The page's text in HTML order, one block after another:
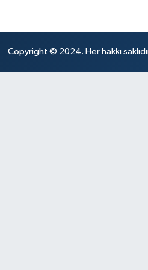
Copyright © 2024. Her hakkı